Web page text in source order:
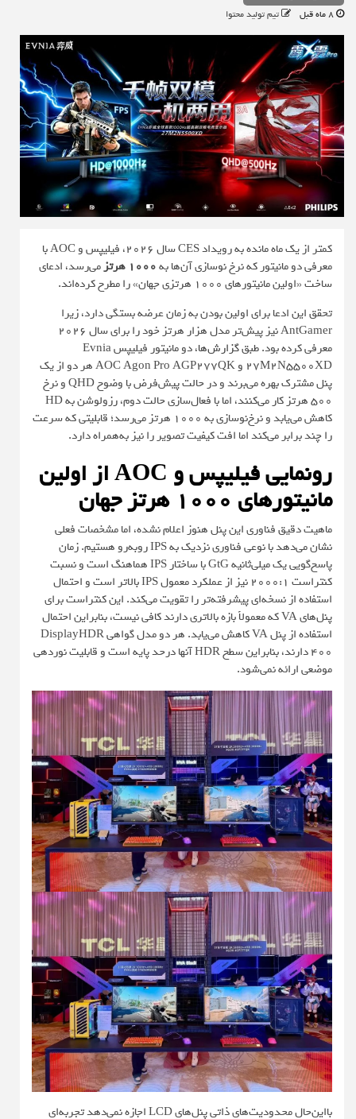
تیم تولید محتوا
کمتر از یک ماه مانده به رویداد CES سال 2026، فیلیپس و AOC با
معرفی دو مانیتور که نرخ نوسازی آن‌ها به1000 هرتز
می‌رسد، ادعای
ساخت «اولین مانیتورهای 1000 هرتزی جهان» را مطرح کرده‌اند.
تحقق این ادعا برای اولین بودن به زمان عرضه بستگی دارد، زیرا
AntGamer نیز پیش‌تر مدل هزار هرتز خود را برای سال 2026
معرفی کرده بود. طبقگزارش‌ها
، دو مانیتور فیلیپس Evnia
27M2N5500XD و AOC Agon Pro AGP277QK هر دو از یک
پنل مشترک بهره می‌برند و در حالت پیش‌فرض با وضوح QHD و نرخ
500 هرتز کار می‌کنند، اما با فعال‌سازی حالت دوم، رزولوشن به HD
کاهش می‌یابد و نرخ‌نوسازی به 1000 هرتز می‌رسد؛ قابلیتی که سرعت
را چند برابر می‌کند اما افت کیفیت تصویر را نیز به‌همراه دارد.
رونمایی فیلیپس و AOC از اولین
مانیتورهای 1000 هرتز جهان
ماهیت دقیق فناوری این پنل هنوز اعلام نشده، اما مشخصات فعلی
نشان می‌دهد با نوعی فناوری نزدیک به IPS روبه‌رو هستیم. زمان
پاسخ‌گویی یک میلی‌ثانیه GtG با ساختار IPS هماهنگ است و نسبت
کنتراست 2000:1 نیز از عملکرد معمول IPS بالاتر است و احتمال
استفاده از نسخه‌ای پیشرفته‌تر را تقویت می‌کند. این کنتراست برای
پنل‌های VA که معمولاً بازه بالاتری دارند کافی نیست، بنابراین احتمال
استفاده از پنل VA کاهش می‌یابد. هر دو مدل گواهی DisplayHDR
400 دارند، بنابراین سطح HDR آنها درحد پایه است و قابلیت نوردهی
موضعی ارائه نمی‌شود.
بااین‌حال محدودیت‌های ذاتی پنل‌های LCD اجازه نمی‌دهد تجربه‌ای